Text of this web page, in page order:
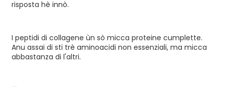
risposta hè innò.
I peptidi di collagene ùn sò micca proteine ​​cumplette.
Anu assai di sti trè aminoacidi non essenziali, ma micca
abbastanza di l'altri.